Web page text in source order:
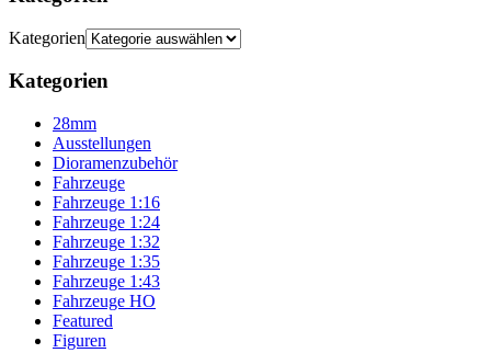
Kategorien
Kategorien
28mm
Ausstellungen
Dioramenzubehör
Fahrzeuge
Fahrzeuge 1:16
Fahrzeuge 1:24
Fahrzeuge 1:32
Fahrzeuge 1:35
Fahrzeuge 1:43
Fahrzeuge HO
Featured
Figuren